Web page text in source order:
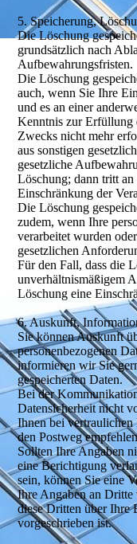
5. Speicherung,
Die Löschung
grundsätzlich nach
Aufbewahrungsfristen.
Die Löschung
auch, wenn Sie Ihre
und es an einer
Kenntnis zur Erfüllung
Zwecks nicht mehr
aus sonstigen
gesetzliche
Löschung; dann tritt
Einschränkung der
Die Löschung
zudem, wenn Ihre
verarbeitet wurden
gesetzlichen
Für den Fall, dass die
unverhältnismäßigem
Löschung eine
6. Auskunft,
Sie können Auskunft
personenbezogenen
informieren wir Sie
gespeicherten Daten.
Bei der
Datensicherheit nicht
Ihnen bei
den Postweg
Sollten Ihre Angaben
eine Berichtigung
sein, können Sie eine
Ihre Angaben an
diese Dritten über Ihre
vorgeschrieben ist.